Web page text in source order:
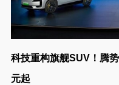
科技重构旗舰SUV！腾
元起